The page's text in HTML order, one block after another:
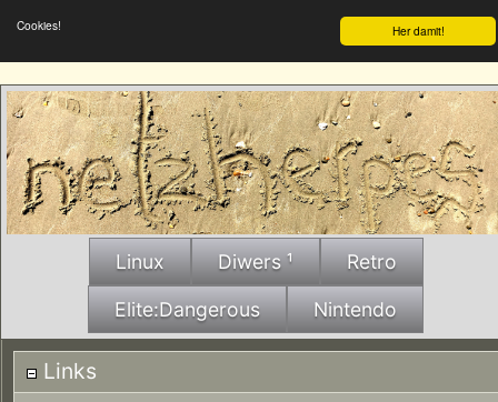
Her damit!
Cookies!
Linux Diwers ¹ Retro
Elite:Dangerous Nintendo
Links